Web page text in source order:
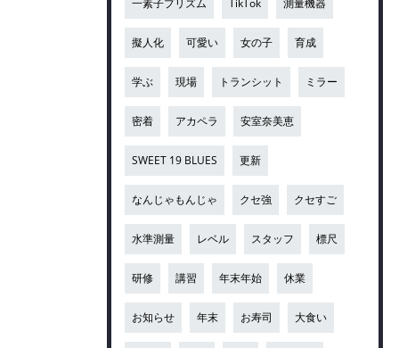
一素子プリズム TikTok 測量機器
擬人化 可愛い 女の子 育成
学ぶ 現場 トランシット ミラー
密着 アカペラ 安室奈美恵
SWEET 19 BLUES 更新
なんじゃもんじゃ クセ強 クセすご
水準測量 レベル スタッフ 標尺
研修 講習 年末年始 休業
お知らせ 年末 お寿司 大食い